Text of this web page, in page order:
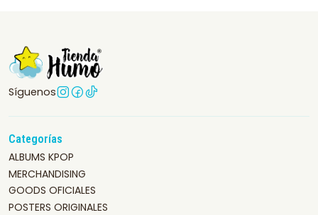
Síguenos
Categorías
ALBUMS KPOP
MERCHANDISING
GOODS OFICIALES
POSTERS ORIGINALES